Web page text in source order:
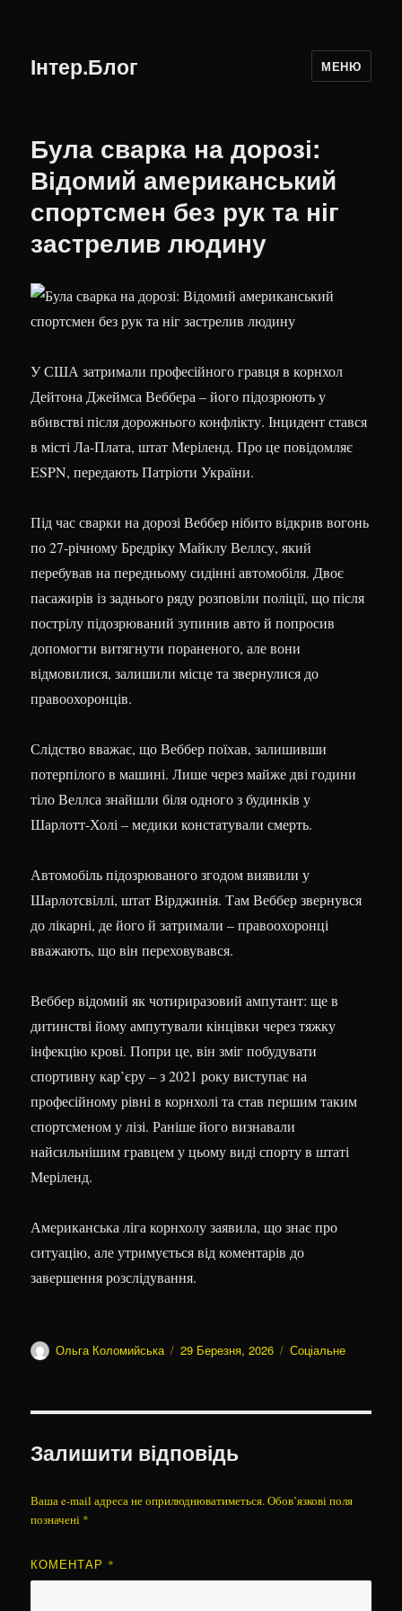
Інтер.Блог МЕНЮ
Була сварка на дорозі:
Відомий американський
спортсмен без рук та ніг
застрелив людину
У США затримали професійного гравця в корнхол
Дейтона Джеймса Веббера – його підозрюють у
вбивстві після дорожнього конфлікту. Інцидент стався
в місті Ла-Плата, штат Меріленд. Про це повідомляє
ESPN,передають Патріоти України.
Під час сварки на дорозі Веббер нібито відкрив вогонь
по 27-річному Бредріку Майклу Веллсу, який
перебував на передньому сидінні автомобіля. Двоє
пасажирів із заднього ряду розповіли поліції, що після
пострілу підозрюваний зупинив авто й попросив
допомогти витягнути пораненого, але вони
відмовилися, залишили місце та звернулися до
правоохоронців.
Слідство вважає, що Веббер поїхав, залишивши
потерпілого в машині. Лише через майже дві години
тіло Веллса знайшли біля одного з будинків у
Шарлотт-Холі – медики констатували смерть.
Автомобіль підозрюваного згодом виявили у
Шарлотсвіллі, штат Вірджинія. Там Веббер звернувся
до лікарні, де його й затримали – правоохоронці
вважають, що він переховувався.
Веббер відомий як чотириразовий ампутант: ще в
дитинстві йому ампутували кінцівки через тяжку
інфекцію крові. Попри це, він зміг побудувати
спортивну кар’єру – з 2021 року виступає на
професійному рівні в корнхолі та став першим таким
спортсменом у лізі. Раніше його визнавали
найсильнішим гравцем у цьому виді спорту в штаті
Меріленд.
Американська ліга корнхолу заявила, що знає про
ситуацію, але утримується від коментарів до
завершення розслідування.
Автор
Ольга Коломийська Оприлюднено
29 Березня, 2026 Категорії
Соціальне
Залишити відповідь
Ваша e-mail адреса не оприлюднюватиметься.Обов’язкові поля
позначені *
КОМЕНТАР *